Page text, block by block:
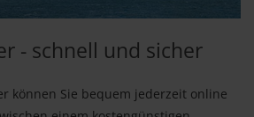
- schnell und sicher
können Sie bequem jederzeit online